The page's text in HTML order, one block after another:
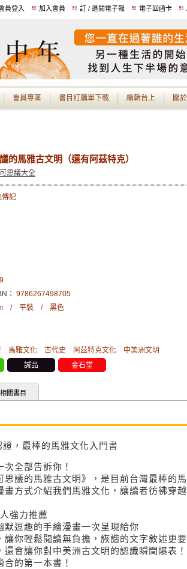
員登入 加入會員 訂 / 退閱電子報 電子回函卡
會員專區 書目訂購單下載 編輯台上 關
的馬雅古文明（還有阿茲特克）
思議大全
傳記
： 9786267498705
cm / 平裝 / 黑色
馬雅文化 古代史 阿茲特克文化
中美洲文明
誠品 金石堂
相關書目
，最棒的馬雅文化入門書
全部告訴你！
思議的馬雅古文明》，是目前台灣最棒的馬
方式介紹我們馬雅文化，讓讀者彷彿穿越
強力推薦
逗趣的手繪漫畫一次呈現給你
你輕鬆閱讀無負擔，詼諧的文字敘述更要
會讓你對中美洲古文明的認識瞬間爆表！
的第一本書！